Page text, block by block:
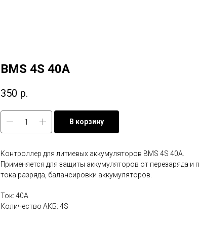
BMS 4S 40A
350 р.
В корзину
Контроллер для литиевых аккумуляторов BMS 4S 40A.
Применяется для защиты аккумуляторов от перезаряда и
тока разряда, балансировки аккумуляторов.
Ток: 40A
Количество АКБ: 4S